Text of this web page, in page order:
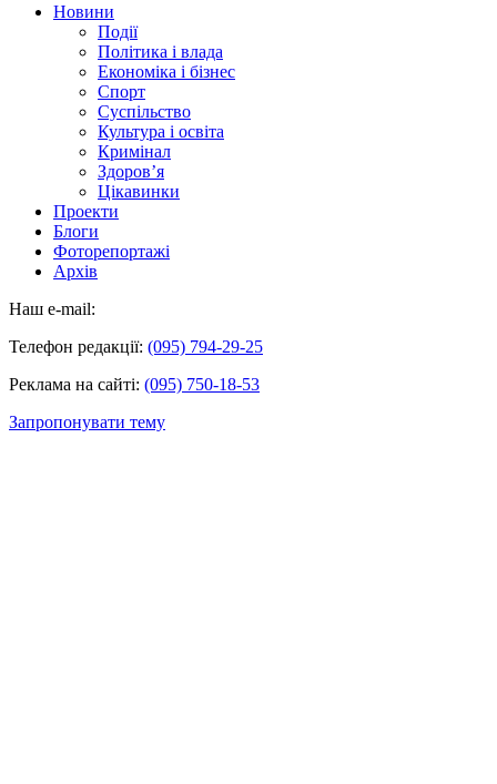
Новини
Події
Політика і влада
Економіка і бізнес
Спорт
Суспільство
Культура і освіта
Кримінал
Здоров’я
Цікавинки
Проекти
Блоги
Фоторепортажі
Архів
Наш e-mail:
Телефон редакції: (095) 794-29-25
Реклама на сайті: (095) 750-18-53
Запропонувати тему